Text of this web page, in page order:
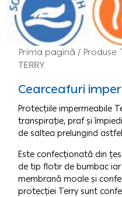
Prima pagină / Produse
TERRY
Cearceafuri
Protecțiile impermeabile
transpirație, praf și
de saltea prelungind
Este confecționată din
de tip flotir de bumbac
membrană moale și
protecției Terry sunt